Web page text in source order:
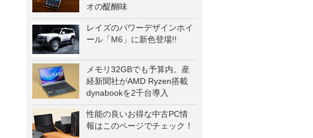
オの醍醐味
レイズのパワーデザインホイ
ール「M6」に新色登場!!
メモリ32GBでも予算内。産
経新聞社がAMD Ryzen搭載
dynabookを2千台導入
性能の良いお得な中古PC情
報はこのページでチェック！